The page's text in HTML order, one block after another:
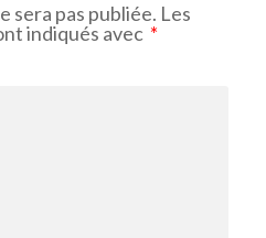
sera pas publiée. Les
indiqués avec *